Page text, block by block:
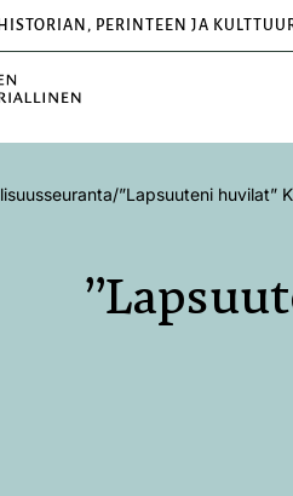
PERINTEEN JA
/”Lapsuuteni huvilat”